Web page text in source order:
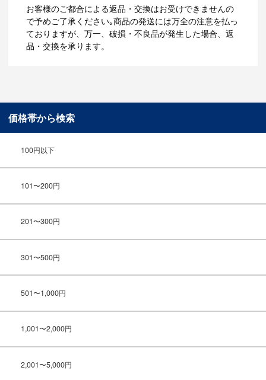
お客様のご都合による返品・交換はお受けできませんの
で予めご了承ください｡商品の発送には万全の注意を払っ
ておりますが、万一、破損・不良品が発生した場合、返
品・交換を承ります。
価格帯から検索
100円以下
101〜200円
201〜300円
301〜500円
501〜1,000円
1,001〜2,000円
2,001〜5,000円